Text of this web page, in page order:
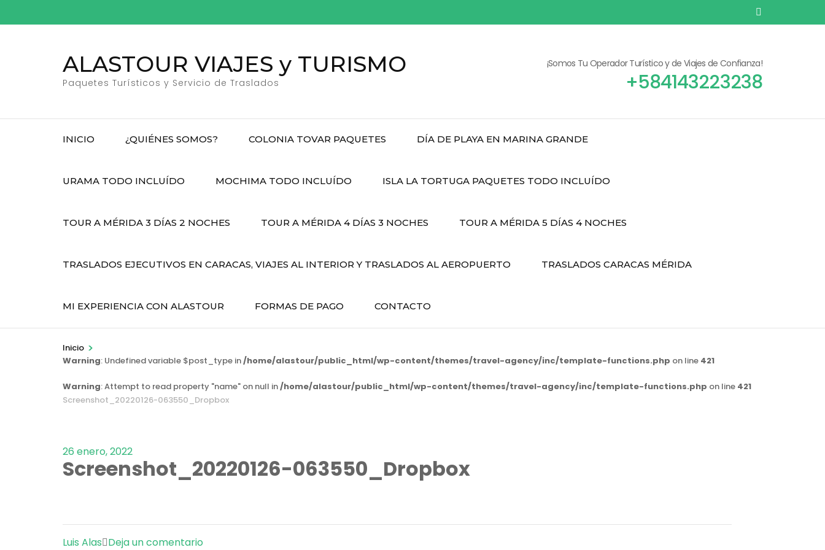
al
ALASTOUR VIAJES y TURISMO
Paquetes Turísticos y Servicio de Traslados
¡Somos Tu Operador Turístico y de Viajes de Confianza!
+584143223238
INICIO ¿QUIÉNES SOMOS? COLONIA TOVAR PAQUETES DÍA DE PLAYA EN MARINA GRANDE
URAMA TODO INCLUÍDO MOCHIMA TODO INCLUÍDO ISLA LA TORTUGA PAQUETES TODO INCLUÍDO
TOUR A MÉRIDA 3 DÍAS 2 NOCHES TOUR A MÉRIDA 4 DÍAS 3 NOCHES TOUR A MÉRIDA 5 DÍAS 4 NOCHES
TRASLADOS EJECUTIVOS EN CARACAS, VIAJES AL INTERIOR Y TRASLADOS AL AEROPUERTO TRASLADOS CARACAS MÉRIDA
MI EXPERIENCIA CON ALASTOUR FORMAS DE PAGO CONTACTO
Inicio >
Warning: Undefined variable $post_type in/home/alastour/public_html/wp-content/themes/travel-agency/inc/template-functions.php on line 421
Warning: Attempt to read property "name" on null in/home/alastour/public_html/wp-content/themes/travel-agency/inc/template-functions.php on line 421
Screenshot_20220126-063550_Dropbox
26 enero, 2022
Screenshot_20220126-063550_Dropbox
Luis Alas Deja un comentario